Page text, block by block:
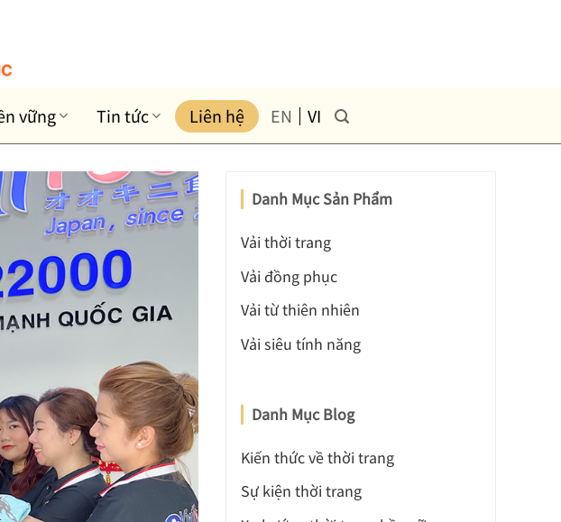
vững Tin tức Liên hệ EN VI
Danh Mục Sản Phẩm
Vải thời trang
Vải đồng phục
Vải từ thiên nhiên
Vải siêu tính năng
Danh Mục Blog
Kiến thức về thời trang
Sự kiện thời trang